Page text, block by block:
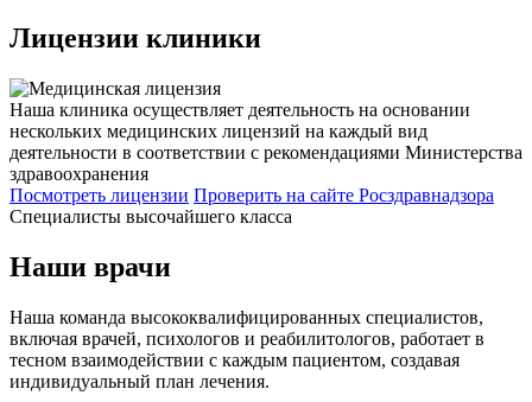
Лицензии клиники
Наша клиника осуществляет деятельность на основании
нескольких медицинских лицензий на каждый вид
деятельности в соответствии с рекомендациями Министерства
здравоохранения
Посмотреть лицензии Проверить на сайте Росздравнадзора
Специалисты высочайшего класса
Наши врачи
Наша команда высококвалифицированных специалистов,
включая врачей, психологов и реабилитологов, работает в
тесном взаимодействии с каждым пациентом, создавая
индивидуальный план лечения.